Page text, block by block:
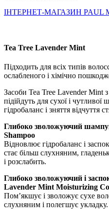
IНТЕРНЕТ-МАГАЗИН PAUL
Tea Tree Lavender Mint
Підходить для всіх типів
ослабленого і хімічно
Засоби Tea Tree Lavender Mint
підійдуть для сухої і
гідробаланс і зняття відчуття
Глибоко зволожуючий
Shampoo
Відновлює гідробаланс і
стає більш слухняним,
і розслабить.
Глибоко зволожуючий і
Lavender Mint Moisturizing
Пом’якшує і зволожує сухе
слухняним і полегшує укладку.